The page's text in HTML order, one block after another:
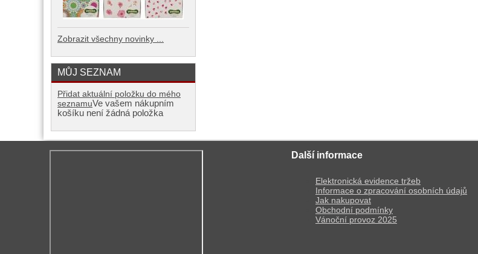
Zobrazit všechny novinky ...
MŮJ SEZNAM
Přidat aktuální položku do mého
seznamuVe vašem nákupním
košíku není žádná položka
Další informace
Elektronická evidence tržeb
Informace o zpracování osobních údajů
Jak nakupovat
Obchodní podmínky
Vánoční provoz 2025